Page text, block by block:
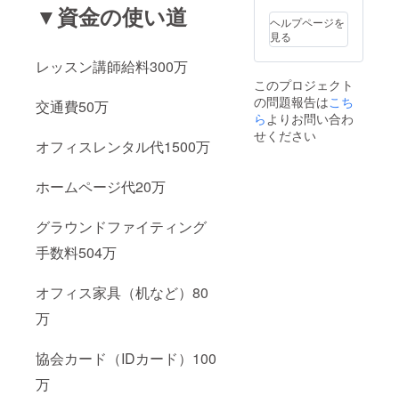
▼資金の使い道
レッスン講師給料300万
交通費50万
オフィスレンタル代1500万
ホームページ代20万
グラウンドファイティング
手数料504万
オフィス家具（机など）80
万
協会カード（IDカード）100
万
ヘルプページを
見る
このプロジェクト
の問題報告はこち
ら よりお問い合わ
せください